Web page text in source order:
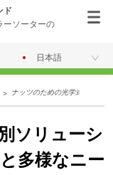
ド
ーソーターの
日本語
> ナッツのための光学式選別ソ
ソリューシ
多様なニー